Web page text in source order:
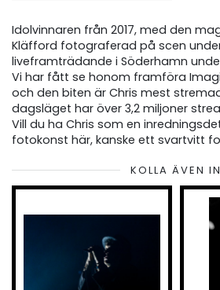
Idolvinnaren från 2017, med den
Kläfford fotograferad på scen
liveframträdande i Söderhamn
Vi har fått se honom framföra
och den biten är Chris mest
dagsläget har över 3,2 miljoner
Vill du ha Chris som en
fotokonst här, kanske ett svartvitt
KOLLA ÄVEN IN